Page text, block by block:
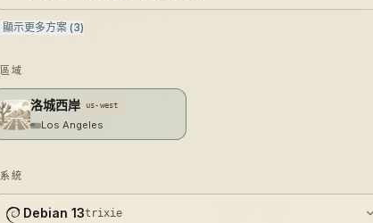
Thunder
Stratus
16vCPU ·64G
Nimbus
24vCPU ·96GRAM ·1.5TBDisk
顯示更多方案 (3)
區域
洛城西岸 us-west
Los Angeles
系統
Debian 13trixie